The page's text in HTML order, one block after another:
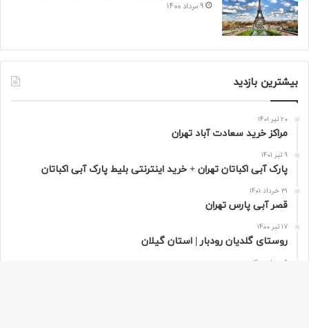
9 مرداد 1400
بیشترین بازدید
20 تیر 1401
مراکز خرید سعادت‌ آباد تهران
9 تیر 1401
پارک آبی اکباتان تهران + خرید اینترنتی بلیط پارک آبی اکباتان
31 خرداد 1401
قصر آبی پارس تهران
17 تیر 1400
روستای گلدیان رودبار | استان گیلان
9 مرداد 1400